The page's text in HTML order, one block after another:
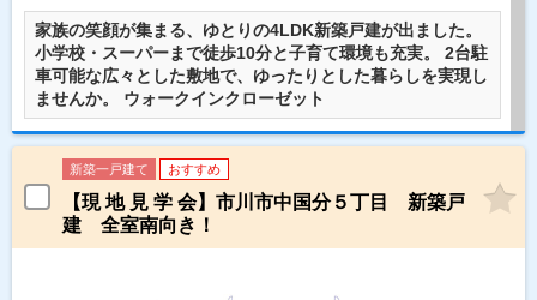
家族の笑顔が集まる、ゆとりの4LDK新築戸建が出ました。
小学校・スーパーまで徒歩10分と子育て環境も充実。 2台駐
車可能な広々とした敷地で、ゆったりとした暮らしを実現し
ませんか。 ウォークインクローゼット
新築一戸建て おすすめ
【現 地 見 学 会】市川市中国分５丁目 新築戸
建 全室南向き！